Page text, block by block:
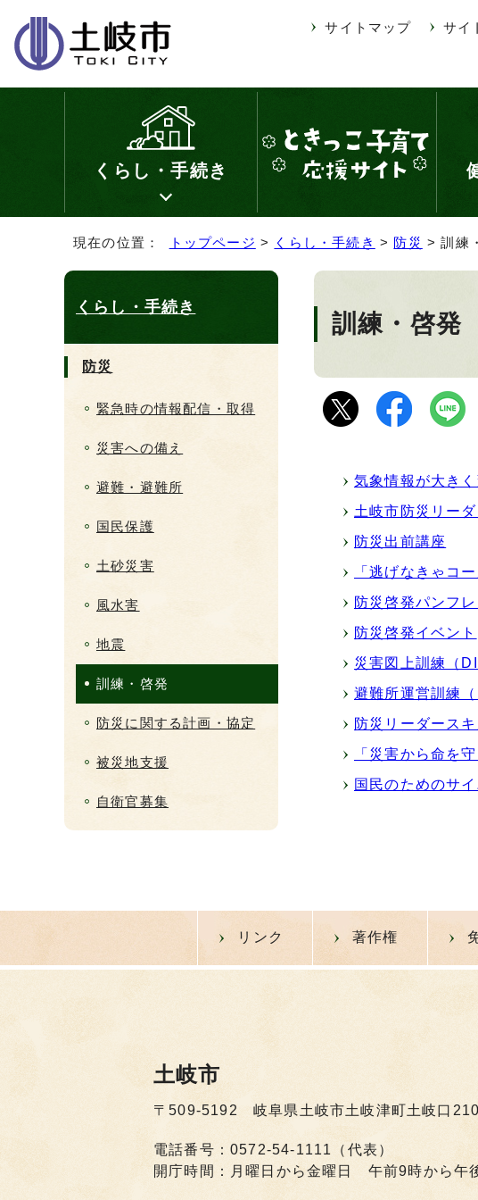
サイトマップ サイ
くらし・手続き
現在の位置： トップページ > くらし・手続き > 防災 > 訓練
訓練・啓発
気象情報が大き
土岐市防災リー
防災出前講座
「逃げなきゃコ
防災啓発パンフ
防災啓発イベント
災害図上訓練（
避難所運営訓練（
防災リーダース
「災害から命を
国民のためのサ
くらし・手続き
防災
緊急時の情報配信・取得
災害への備え
避難・避難所
国民保護
土砂災害
風水害
地震
訓練・啓発
防災に関する計画・協定
被災地支援
自衛官募集
リンク 著作権
土岐市
〒509-5192 岐阜県土岐市土岐津町土岐口
電話番号：0572-54-1111（代表）
開庁時間：月曜日から金曜日 午前9時から午